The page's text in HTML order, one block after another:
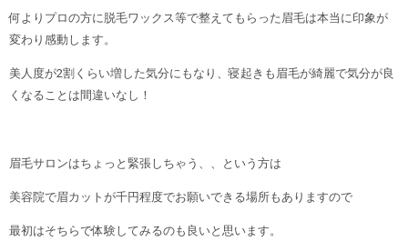
何よりプロの方に脱毛ワックス等で整えてもらった眉毛は本当に印象が
変わり感動します。
美人度が2割くらい増した気分にもなり、寝起きも眉毛が綺麗で気分が良
くなることは間違いなし！
眉毛サロンはちょっと緊張しちゃう、、という方は
美容院で眉カットが千円程度でお願いできる場所もありますので
最初はそちらで体験してみるのも良いと思います。